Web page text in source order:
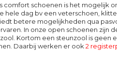
comfort schoenen is het mogelijk
hele dag bv een veterschoen,
betere mogelijkheden qua
In onze open schoenen zijn
Kortom een steunzool is
Daarbij werken er ook 2